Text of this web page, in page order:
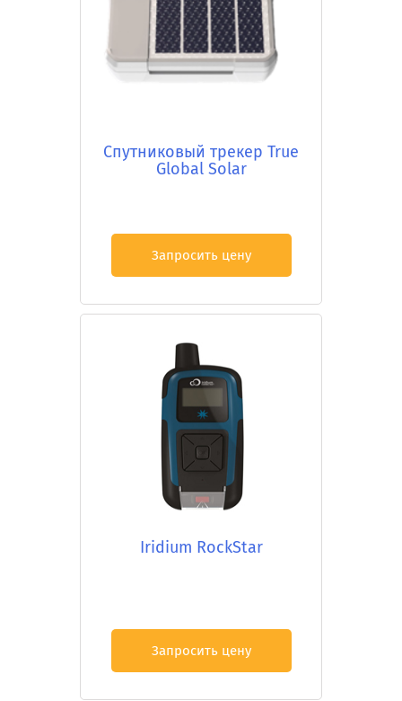
Cпутниковый трекер True
Global Solar
Запросить цену
Iridium RockStar
Запросить цену